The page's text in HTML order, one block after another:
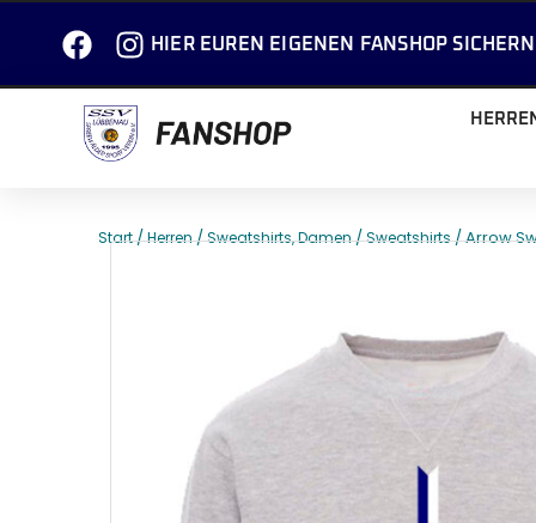
HIER EUREN EIGENEN FANSHOP
Start/Herren/Sweatshirts, Damen/Sweatshirts/ Arrow